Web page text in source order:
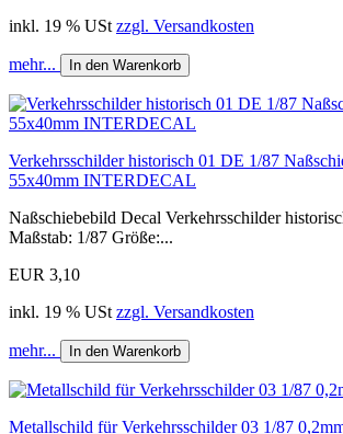
inkl. 19 % USt zzgl. Versandkosten
mehr... In den Warenkorb
Verkehrsschilder historisch 01 DE 1/87
55x40mm INTERDECAL
Naßschiebebild Decal Verkehrsschilder
Maßstab: 1/87 Größe:...
EUR 3,10
inkl. 19 % USt zzgl. Versandkosten
mehr... In den Warenkorb
Metallschild für Verkehrsschilder 03 1/87